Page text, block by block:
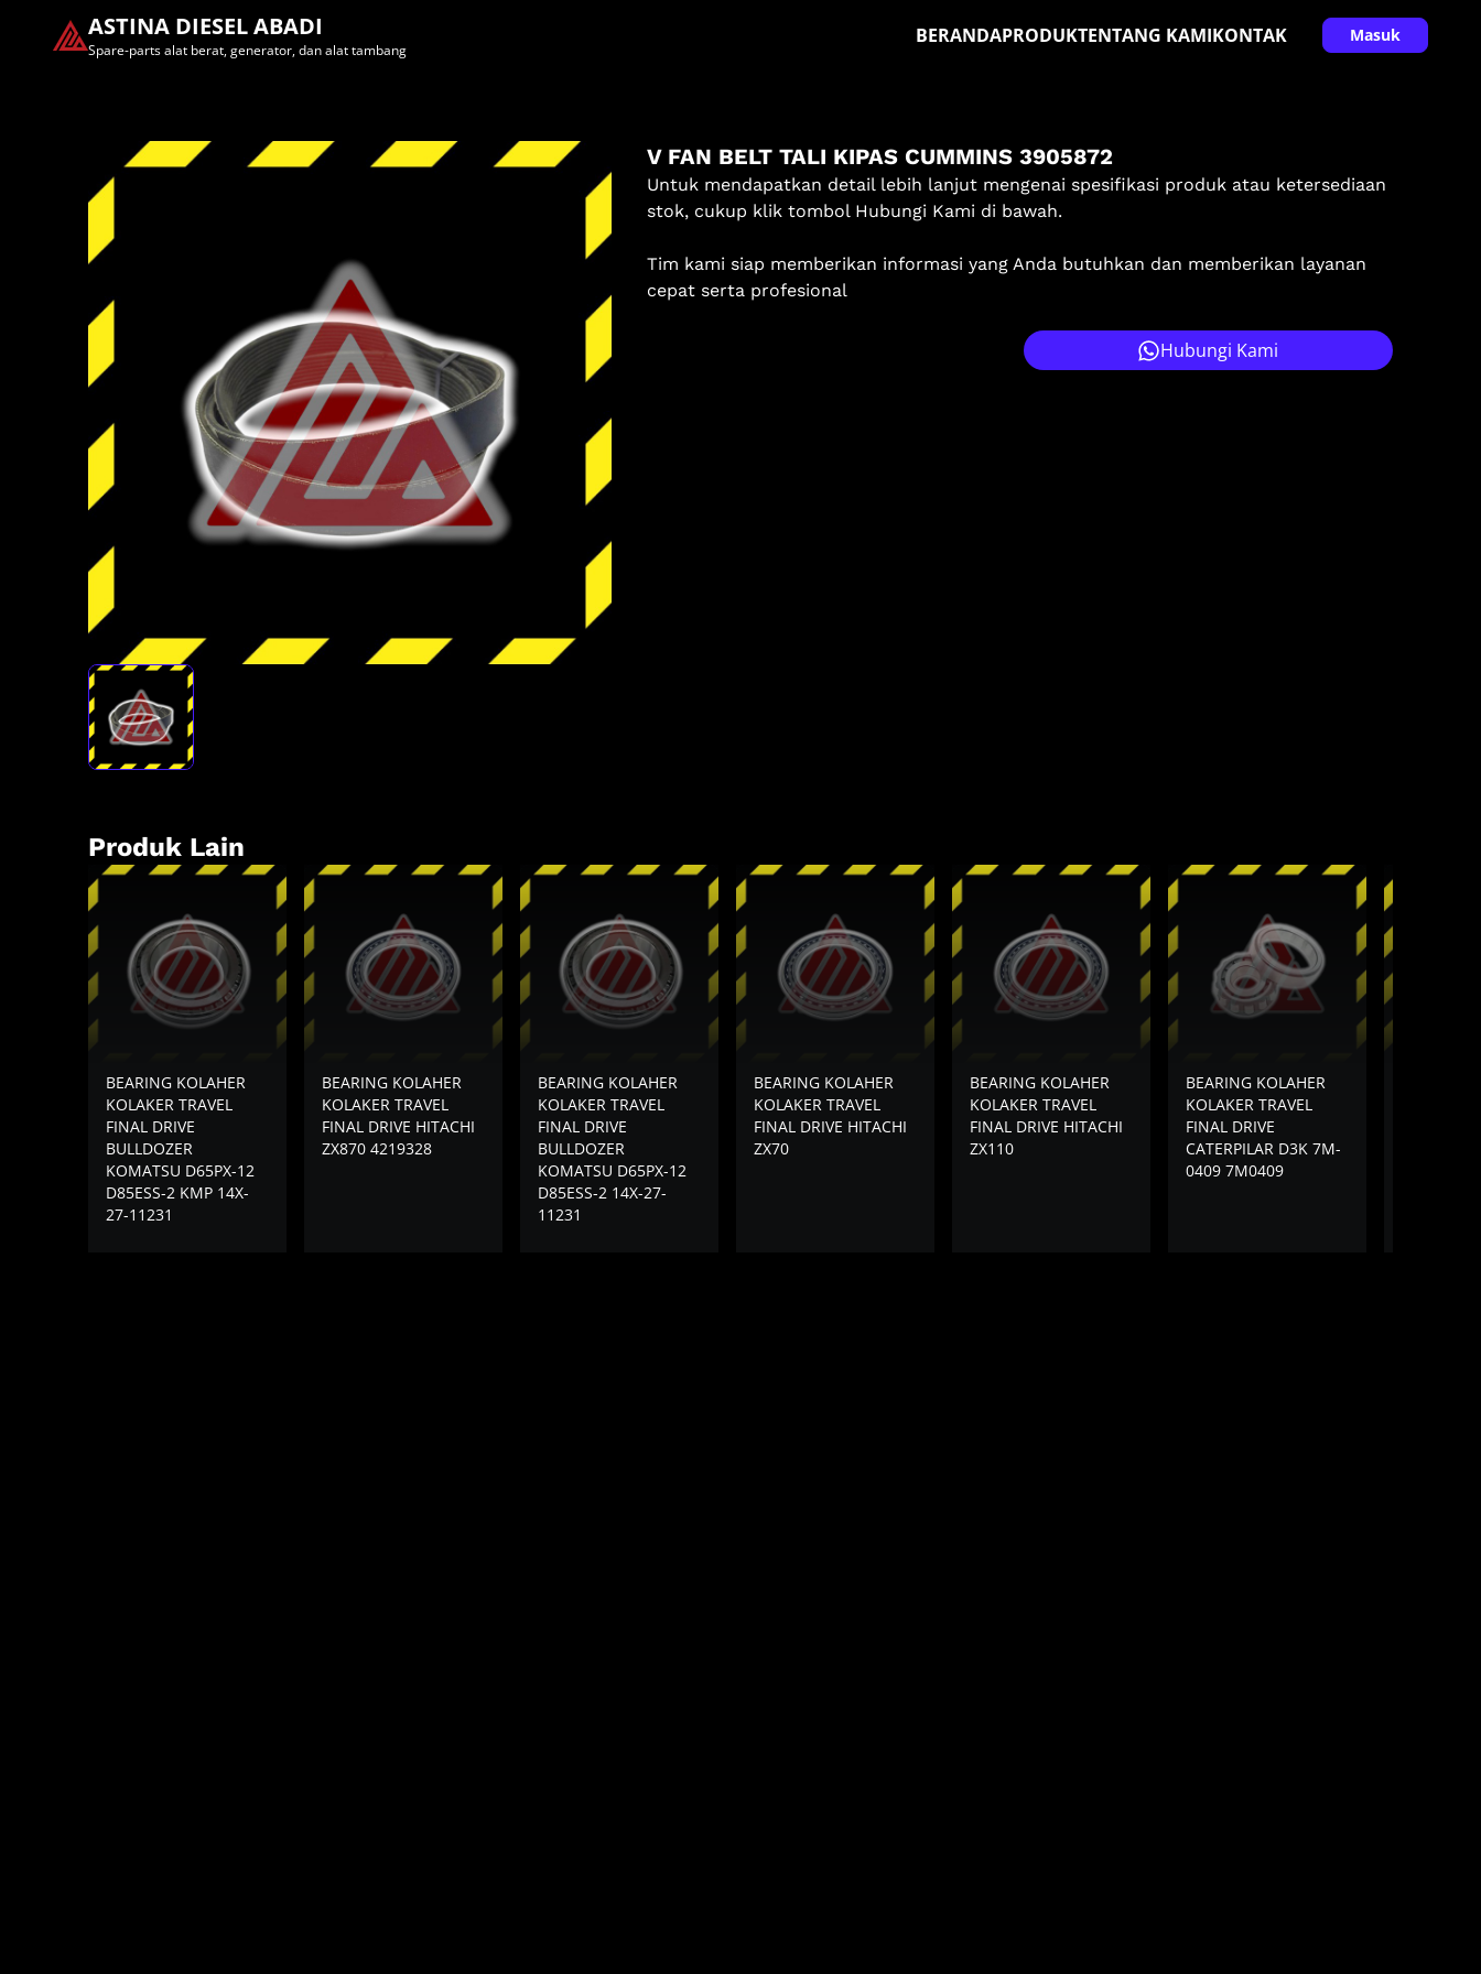
ASTINA DIESEL ABADI
Spare-parts alat berat, generator, dan alat tambang
BERANDAPRODUKTENTANG KAMIKONTAK Masuk
Masuk
Pilih methode masuk
Lanjutkan dengan Google
Dengan melanjutkan, kamu telah membaca dan setuju
dengan
Ketentuan Layanandan Kebijakan Privasi
V FAN BELT TALI KIPAS CUMMINS 3905872
Untuk mendapatkan detail lebih lanjut mengenai spesifikasi produk atau ketersediaan
stok, cukup klik tombol Hubungi Kami di bawah.
Tim kami siap memberikan informasi yang Anda butuhkan dan memberikan layanan
cepat serta profesional
Hubungi Kami
Produk Lain
BEARING KOLAHER
KOLAKER TRAVEL
FINAL DRIVE
BULLDOZER
KOMATSU D65PX-12
D85ESS-2 KMP 14X-
27-11231
BEARING KOLAHER
KOLAKER TRAVEL
FINAL DRIVE HITACHI
ZX870 4219328
BEARING KOLAHER
KOLAKER TRAVEL
FINAL DRIVE
BULLDOZER
KOMATSU D65PX-12
D85ESS-2 14X-27-
11231
BEARING KOLAHER
KOLAKER TRAVEL
FINAL DRIVE HITACHI
ZX70
BEARING KOLAHER
KOLAKER TRAVEL
FINAL DRIVE HITACHI
ZX110
BEARING KOLAHER
KOLAKER TRAVEL
FINAL DRIVE
CATERPILAR D3K 7M-
0409 7M0409